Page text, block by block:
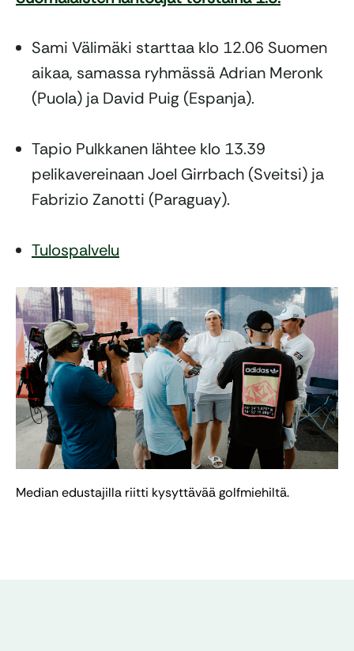
Sami Välimäki starttaa klo 12.06 Suomen
aikaa, samassa ryhmässä Adrian Meronk
(Puola) ja David Puig (Espanja).
Tapio Pulkkanen lähtee klo 13.39
pelikavereinaan Joel Girrbach (Sveitsi) ja
Fabrizio Zanotti (Paraguay).
Tulospalvelu
Median edustajilla riitti kysyttävää golfmiehiltä.